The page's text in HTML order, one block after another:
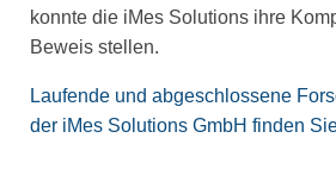
konnte die iMes Solutions ihre
Beweis stellen.
Laufende und abgeschlossene
der iMes Solutions GmbH finden